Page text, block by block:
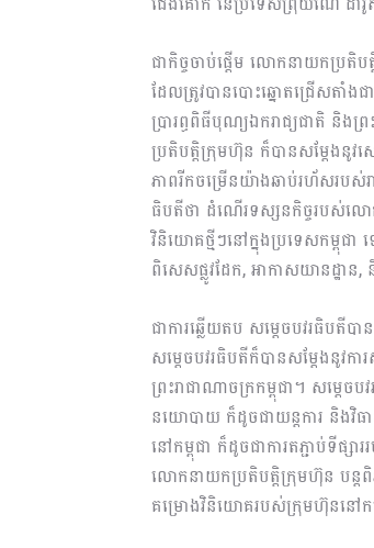
ជាកិច្ចចាប់ផ្ដើម លោកនាយកប្រតិ
ដែលត្រូវបានបោះឆ្នោតជ្រើសតាំង
ប្រារព្ធពិធីបុណ្យឯករាជ្យជាតិ និ
ប្រតិបត្តិក្រុមហ៊ុន ក៏បានសម្ដែងនូ
ភាពរីកចម្រើនយ៉ាងឆាប់រហ័សរបស់
ធិបតីថា ដំណើរទស្សនកិច្ចរបស់លោ
វិនិយោគថ្មីៗនៅក្នុងប្រទេសកម្ពុ
ពិសេសផ្លូវដែក, អាកាសយានដ្ឋាន
ជាការឆ្លើយតប សម្ដេចបវរធិបតី
សម្ដេចបវរធិបតីក៏បានសម្ដែងនូវ
ព្រះរាជាណាចក្រកម្ពុជា។ សម្ដ
នយោបាយ ក៏ដូចជាយន្តការ និងវិធ
នៅកម្ពុជា ក៏ដូចជាការតភ្ជាប់ទីផ្
លោកនាយកប្រតិបត្តិក្រុមហ៊ុន បន្តពិ
គម្រោងវិនិយោគរបស់ក្រុមហ៊ុននៅក